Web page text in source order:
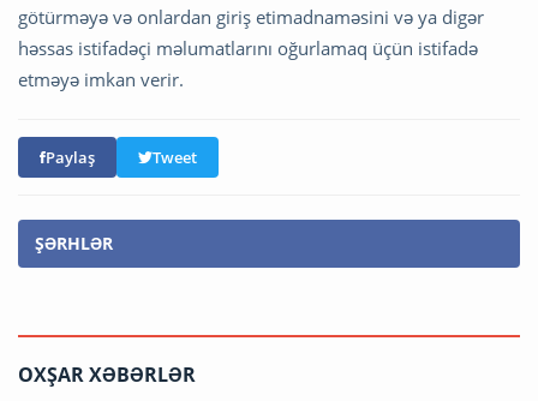
götürməyə və onlardan giriş etimadnaməsini və ya digər
həssas istifadəçi məlumatlarını oğurlamaq üçün istifadə
etməyə imkan verir.
Paylaş Tweet
ŞƏRHLƏR
OXŞAR XƏBƏRLƏR